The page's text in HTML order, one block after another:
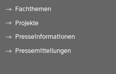
Fachthemen
Projekte
Presseinformationen
Pressemitteilungen